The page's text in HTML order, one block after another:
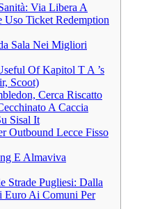
Via Libera A
Uso Ticket Redemption
Sala Nei Migliori
Of Kapitol T A ’s
Scoot)
Cerca Riscatto
A Caccia
Sisal It
Outbound Lecce Fisso
E Almaviva
Strade Pugliesi: Dalla
Ai Comuni Per